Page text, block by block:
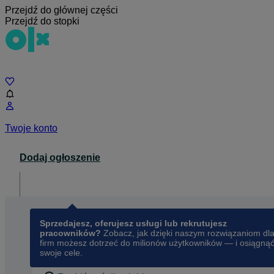
Przejdź do głównej części
Przejdź do stopki
Twoje konto
Dodaj ogłoszenie
Sprzedajesz, oferujesz usługi lub rekrutujesz
pracowników? Zobacz, jak dzięki naszym rozwiązaniom dla
firm możesz dotrzeć do milionów użytkowników — i osiągnąć
swoje cele.